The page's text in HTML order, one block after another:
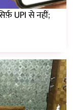
UPI से नहीं;